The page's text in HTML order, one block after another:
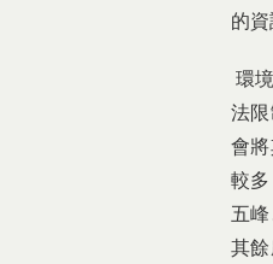
的
環
法
會
較
五
其